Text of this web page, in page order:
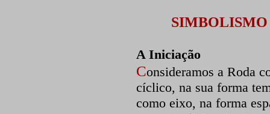
A Iniciação
Consideramos a Roda
cíclico, na sua forma
como eixo, na forma